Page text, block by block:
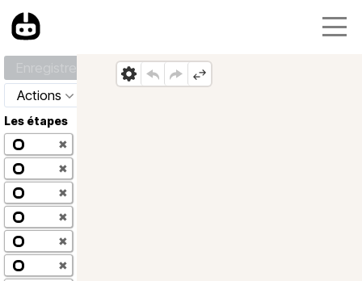
Actions
Les étapes
✖
✖
✖
✖
✖
✖